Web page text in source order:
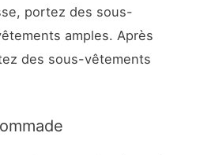
portez des sous-
amples. Après
des sous-vêtements